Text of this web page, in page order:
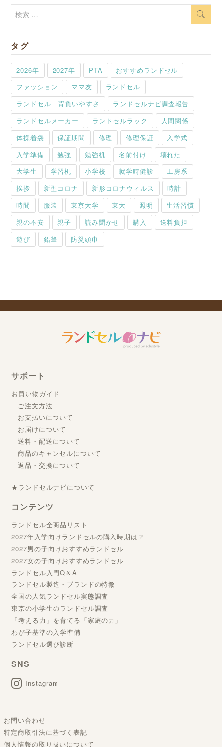
検
タグ
2026年 2027年 PTA
おすすめランドセル
ファッション
ママ友
ランドセル
ランドセル 背負いやすさ
ランドセルナビ調査報告
ランドセルメーカー
ランドセルラック
人間関係
体操着袋
保証期間 修理 修理保証
入学式
入学準備
勉強 勉強机 名前付け
壊れた
大学生
学習机 小学校 就学時健診
工房系
挨拶
新型コロナ 新形コロナウィルス
時計
時間
服装 東京大学 東大 照明
生活習慣
親の不安
親子 読み聞かせ 購入
送料負担
遊び
鉛筆 防災頭巾
サポート
お買い物ガイド
ご注文方法
お支払いについて
お届けについて
送料・配送について
商品のキャンセルについて
返品・交換について
★ランドセルナビについて
コンテンツ
ランドセル全商品リスト
2027年入学向けランドセルの購入時期は？
2027男の子向けおすすめランドセル
2027女の子向けおすすめランドセル
ランドセル入門Q＆A
ランドセル製造・ブランドの特徴
全国の人気ランドセル実態調査
東京の小学生のランドセル調査
「考える力」を育てる「家庭の力」
わが子基準の入学準備
ランドセル選び診断
SNS
Instagram
お問い合わせ
特定商取引法に基づく表記
個人情報の取り扱いについて